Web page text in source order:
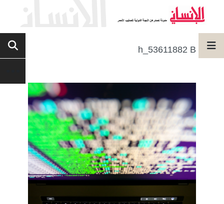
h_53611882 B